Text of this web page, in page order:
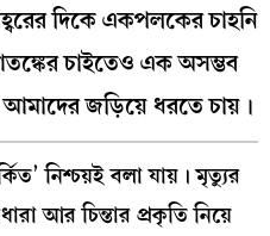
দিকে একপলকের চাহনি
চাইতেও এক অসম্ভব
আমাদের জড়িয়ে ধরতে চায়।
নিশ্চয়ই বলা যায়। মৃত্যুর
আর চিন্তার প্রকৃতি নিয়ে